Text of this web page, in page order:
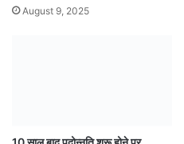
August 9, 2025